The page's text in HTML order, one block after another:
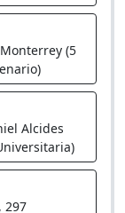
(5
Alcides
297